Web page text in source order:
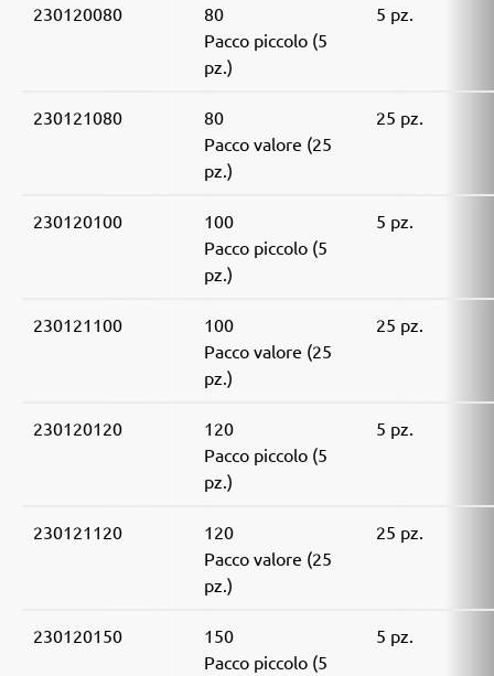
230120080
80
Pacco piccolo (5
pz.)
5 pz.
230121080
80
Pacco valore (25
pz.)
25 pz.
230120100
100
Pacco piccolo (5
pz.)
5 pz.
230121100
100
Pacco valore (25
pz.)
25 pz.
230120120
120
Pacco piccolo (5
pz.)
5 pz.
230121120
120
Pacco valore (25
pz.)
25 pz.
230120150
150
Pacco piccolo (5
5 pz.